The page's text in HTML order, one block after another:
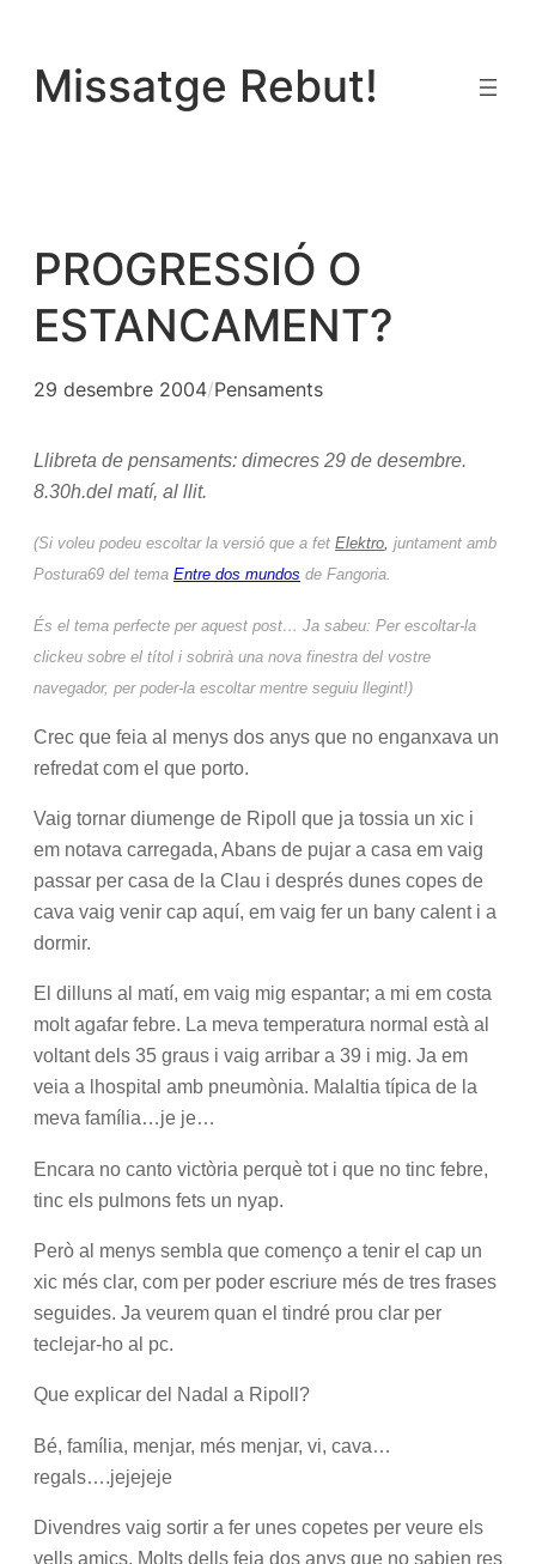
contingut
Missatge Rebut!
PROGRESSIÓ O
ESTANCAMENT?
29 desembre 2004/Pensaments
Llibreta de pensaments: dimecres 29 de desembre.
8.30h.del matí, al llit.
(Si voleu podeu escoltar la versió que a fet Elektro, juntament amb
Postura69 del tema Entre dos mundos de Fangoria.
És el tema perfecte per aquest post… Ja sabeu: Per escoltar-la
clickeu sobre el títol i sobrirà una nova finestra del vostre
navegador, per poder-la escoltar mentre seguiu llegint!)
Crec que feia al menys dos anys que no enganxava un
refredat com el que porto.
Vaig tornar diumenge de Ripoll que ja tossia un xic i
em notava carregada, Abans de pujar a casa em vaig
passar per casa de la Clau i després dunes copes de
cava vaig venir cap aquí, em vaig fer un bany calent i a
dormir.
El dilluns al matí, em vaig mig espantar; a mi em costa
molt agafar febre. La meva temperatura normal està al
voltant dels 35 graus i vaig arribar a 39 i mig. Ja em
veia a lhospital amb pneumònia. Malaltia típica de la
meva família…je je…
Encara no canto victòria perquè tot i que no tinc febre,
tinc els pulmons fets un nyap.
Però al menys sembla que començo a tenir el cap un
xic més clar, com per poder escriure més de tres frases
seguides. Ja veurem quan el tindré prou clar per
teclejar-ho al pc.
Que explicar del Nadal a Ripoll?
Bé, família, menjar, més menjar, vi, cava…
regals….jejejeje
Divendres vaig sortir a fer unes copetes per veure els
vells amics. Molts dells feia dos anys que no sabien res